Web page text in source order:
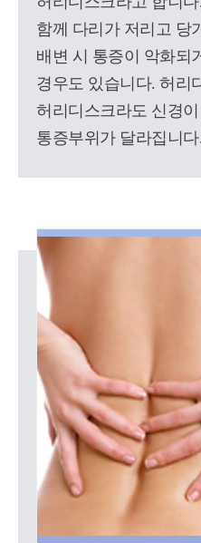
함께 다리가 저리고 당
배변 시 통증이 악화되
경우도 있습니다. 허리
허리디스크라도 신경
통증부위가 달라집니